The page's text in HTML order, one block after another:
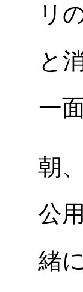
リ
と
一
朝
公
緒